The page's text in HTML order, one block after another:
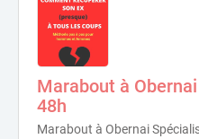
Marabout à
48h
Marabout à Obernai